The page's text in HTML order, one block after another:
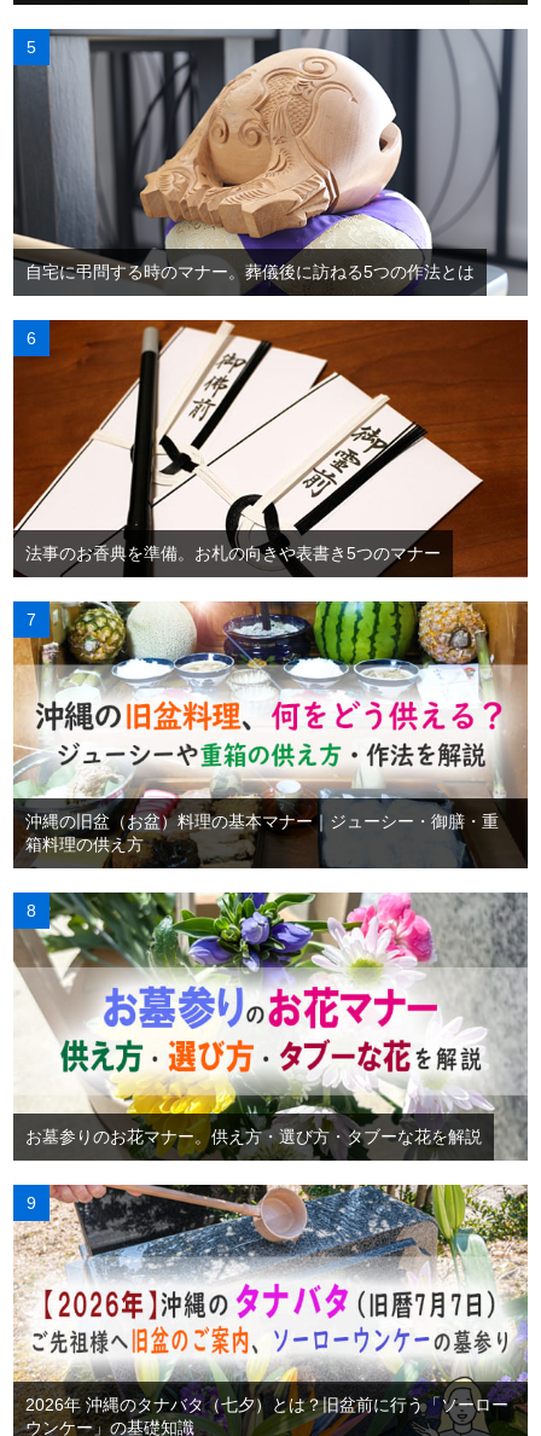
自宅に弔問する時のマナー。葬儀後に訪ねる5つの作法とは
法事のお香典を準備。お札の向きや表書き5つのマナー
沖縄の旧盆（お盆）料理の基本マナー｜ジューシー・御膳・重
箱料理の供え方
お墓参りのお花マナー。供え方・選び方・タブーな花を解説
2026年 沖縄のタナバタ（七夕）とは？旧盆前に行う「ソーロー
ウンケー」の基礎知識